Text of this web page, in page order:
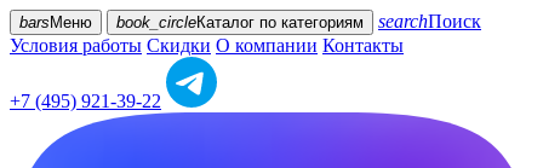
bars Меню book_circleКаталог по категориям searchПоиск
Условия работы Скидки О компании Контакты
+7 (495) 921-39-22